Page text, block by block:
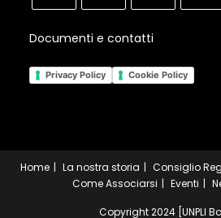
in
new
in
new
in
new
new
Documenti e contatti
Privacy Policy Cookie Policy
Home La nostra storia
Consiglio
Come Associarsi
Eventi
Copyright 2024 [UNPLI